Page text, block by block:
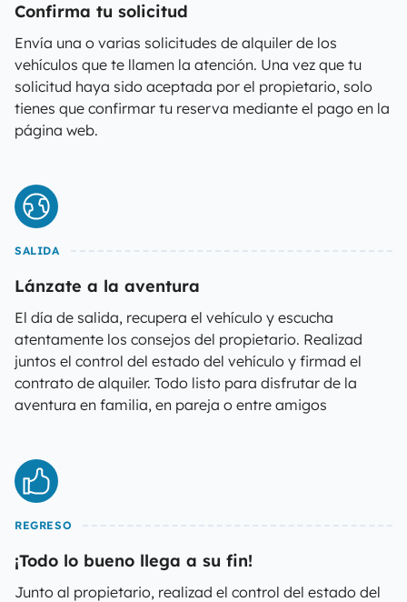
Confirma tu solicitud
Envía una o varias solicitudes de alquiler de los
vehículos que te llamen la atención. Una vez que tu
solicitud haya sido aceptada por el propietario, solo
tienes que confirmar tu reserva mediante el pago en la
página web.
SALIDA
Lánzate a la aventura
El día de salida, recupera el vehículo y escucha
atentamente los consejos del propietario. Realizad
juntos el control del estado del vehículo y firmad el
contrato de alquiler. Todo listo para disfrutar de la
aventura en familia, en pareja o entre amigos
REGRESO
¡Todo lo bueno llega a su fin!
Junto al propietario, realizad el control del estado del